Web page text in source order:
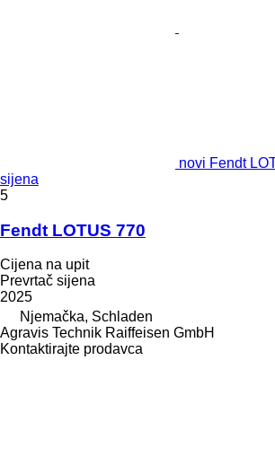
novi Fendt
sijena
5
Fendt LOTUS 770
Cijena na upit
Prevrtač sijena
2025
Njemačka, Schladen
Agravis Technik Raiffeisen GmbH
Kontaktirajte prodavca